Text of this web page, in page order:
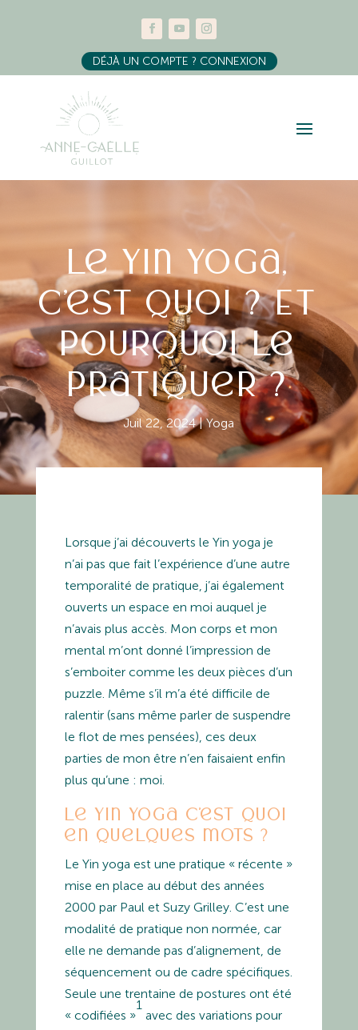
DÉJÀ UN COMPTE ? CONNEXION
Le yin yoga,
c’est quoi ? Et
pourquoi le
pratiquer ?
Juil 22, 2024|Yoga
Lorsque j’ai découverts le Yin yoga je
n’ai pas que fait l’expérience d’une autre
temporalité de pratique, j’ai également
ouverts un espace en moi auquel je
n’avais plus accès. Mon corps et mon
mental m’ont donné l’impression de
s’emboiter comme les deux pièces d’un
puzzle. Même s’il m’a été difficile de
ralentir (sans même parler de suspendre
le flot de mes pensées), ces deux
parties de mon être n’en faisaient enfin
plus qu’une : moi.
Le Yin yoga c’est quoi
en quelques mots ?
Le Yin yoga est une pratique « récente »
mise en place au début des années
2000 par Paul et Suzy Grilley. C’est une
modalité de pratique non normée, car
elle ne demande pas d’alignement, de
séquencement ou de cadre spécifiques.
Seule une trentaine de postures ont été
« codifiées »
1
avec des variations pour